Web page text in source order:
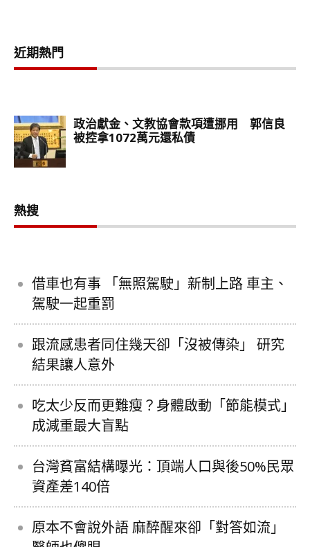
近期熱門
熱搜
借車也有事 「無照駕駛」新制上路 車主、
駕駛一起重罰
跟流感患者同住幾天卻「沒被傳染」 研究
結果讓人意外
吃太少反而更難瘦？身體啟動「節能模式」
成減重最大盲點
台灣貧富結構曝光：頂端人口與後50%民眾
資產差140倍
原本不會說外語 麻醉醒來卻「對答如流」